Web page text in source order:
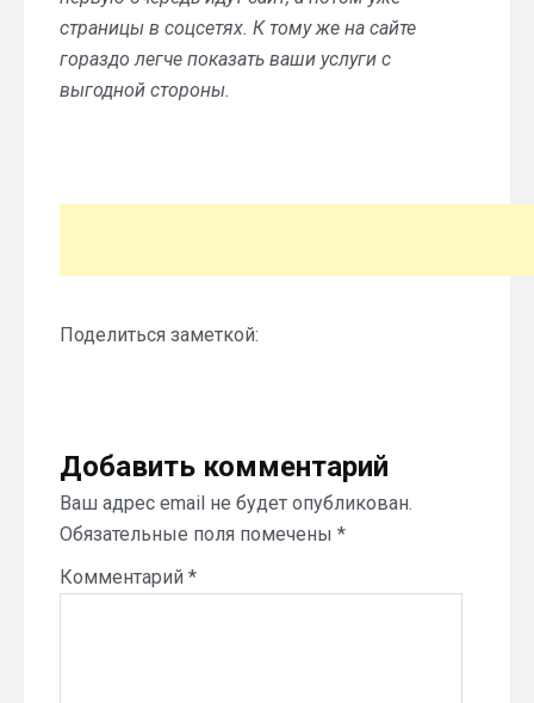
страницы в соцсетях. К тому же на сайте
гораздо легче показать ваши услуги с
выгодной стороны.
Поделиться заметкой:
Добавить комментарий
Ваш адрес email не будет опубликован.
Обязательные поля помечены *
Комментарий *